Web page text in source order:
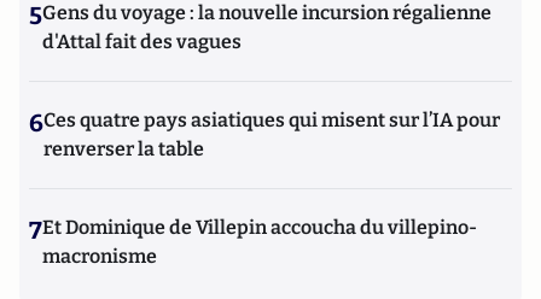
5Gens du voyage : la nouvelle incursion régalienne
d'Attal fait des vagues
6Ces quatre pays asiatiques qui misent sur l’IA pour
renverser la table
7Et Dominique de Villepin accoucha du villepino-
macronisme